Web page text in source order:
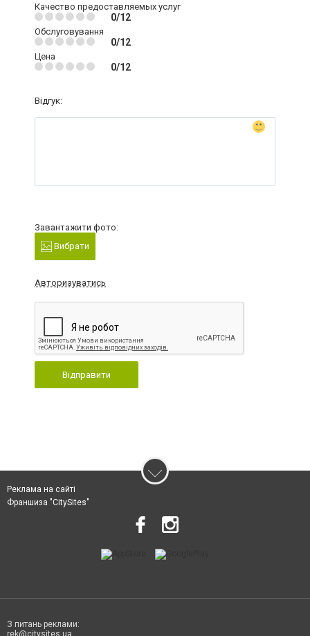
Качество предоставляемых услуг
0/12
Обслуговування
0/12
Цена
0/12
Відгук:
Завантажити фото:
Вибрати
Авторизуватись
Відправити
Реклама на сайті
Франшиза "CitySites"
З питань реклами:
rek@citysites.ua